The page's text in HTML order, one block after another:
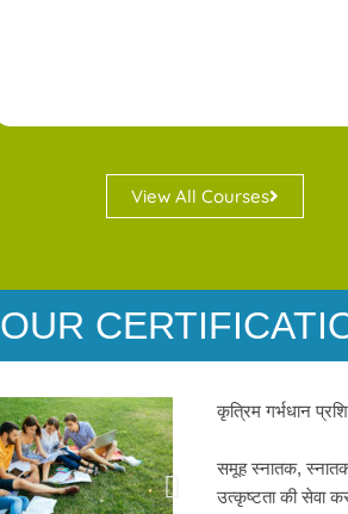
View All Courses
OUR
कृत्रिम गर्भधान
समूह स्नातक, स्नातक
उत्कृष्टता की सेवा